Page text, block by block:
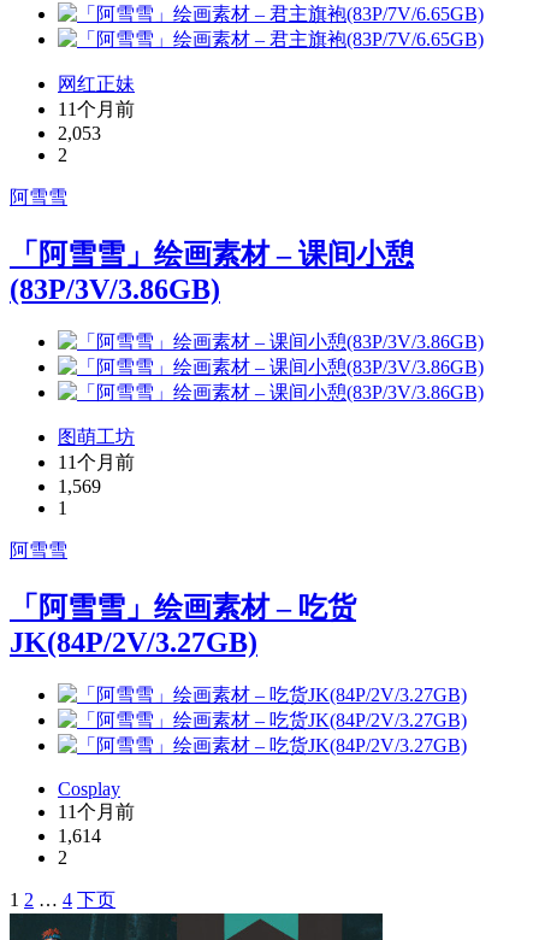
网红正妹
11个月前
2,053
2
阿雪雪
「阿雪雪」绘画素材 – 课间小憩
(83P/3V/3.86GB)
图萌工坊
11个月前
1,569
1
阿雪雪
「阿雪雪」绘画素材 – 吃货
JK(84P/2V/3.27GB)
Cosplay
11个月前
1,614
2
文
1 2 … 4 下页